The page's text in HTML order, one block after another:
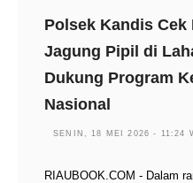
Polsek Kandis Cek
Jagung Pipil di
Dukung Program
Nasional
SENIN, 18 MEI 2026 - 11:24
RIAUBOOK.COM - Dalam